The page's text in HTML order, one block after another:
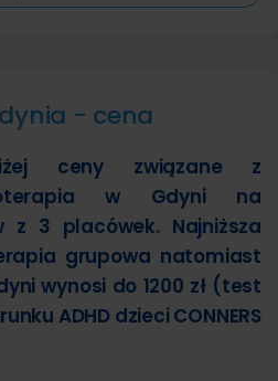
- cena
ceny związane z
w Gdyni na
z 3 placówek. Najniższa
grupowa natomiast
wynosi do 1200 zł (test
ADHD dzieci CONNERS